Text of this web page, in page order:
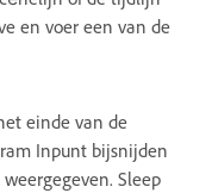
en voer een van de
einde van de
Inpunt bijsnijden
Sleep